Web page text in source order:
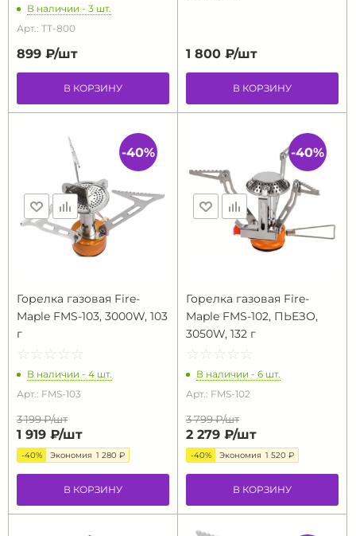
В наличии - 3 шт.
Арт.: TT-800
899 ₽/шт
В КОРЗИНУ
1 800 ₽/шт
В КОРЗИНУ
Горелка газовая Fire-
Maple FMS-103, 3000W, 103
г
☆ ☆ ☆ ☆ ☆
★ ★ ★ ★ ★
В наличии - 4 шт.
Арт.: FMS-103
3 199 ₽/шт
1 919 ₽/шт
-40% Экономия 1 280 ₽
В КОРЗИНУ
-40%
Горелка газовая Fire-
Maple FMS-102, ПЬЕЗО,
3050W, 132 г
☆ ☆ ☆ ☆ ☆
★ ★ ★ ★ ★
В наличии - 6 шт.
Арт.: FMS-102
3 799 ₽/шт
2 279 ₽/шт
-40% Экономия 1 520 ₽
В КОРЗИНУ
-40%